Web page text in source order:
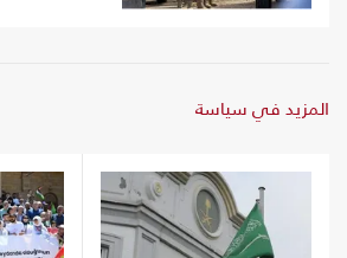
المزيد في سياسة